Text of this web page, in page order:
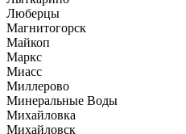
Люберцы
Магнитогорск
Майкоп
Маркс
Миасс
Миллерово
Минеральные Воды
Михайловка
Михайловск